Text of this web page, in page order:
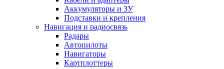
Аккумуляторы и ЗУ
Подставки и крепления
Навигация и радиосвязь
Радары
Автопилоты
Навигаторы
Картплоттеры